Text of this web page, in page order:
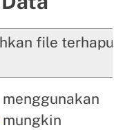
file terhapus
mungkin